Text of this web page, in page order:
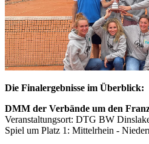
Die Finalergebnisse im Überblick:
DMM der Verbände um den
Veranstaltungsort: DTG BW
Spiel um Platz 1: Mittelrhein -